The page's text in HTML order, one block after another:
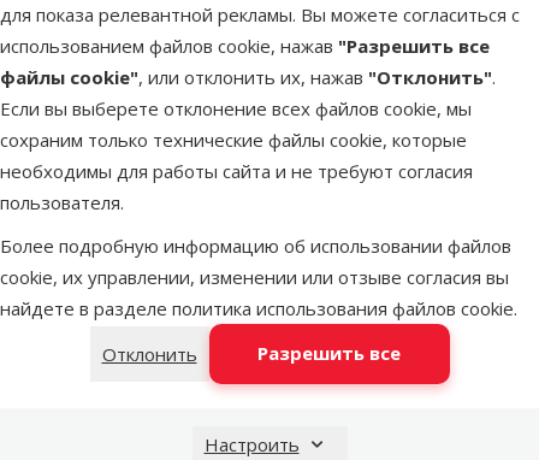
для показа релевантной рекламы. Вы можете согласиться с
использованием файлов cookie, нажав "Разрешить все
файлы cookie", или отклонить их, нажав "Отклонить".
Если вы выберете отклонение всех файлов cookie, мы
сохраним только технические файлы cookie, которые
необходимы для работы сайта и не требуют согласия
пользователя.
Более подробную информацию об использовании файлов
cookie, их управлении, изменении или отзыве согласия вы
найдете в разделе политика использования файлов cookie.
Отклонить
Разрешить все
Настроить
В наличии В корзину
чистки зубов –
Beaphar Plaque
Away Dental
Powder Dog
and Cat, 80 г
Оценка 0%